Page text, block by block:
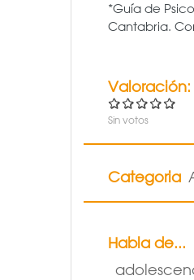
*Guía de
Cantabria.
Valoración:
Sin votos
Categoria
Habla de...